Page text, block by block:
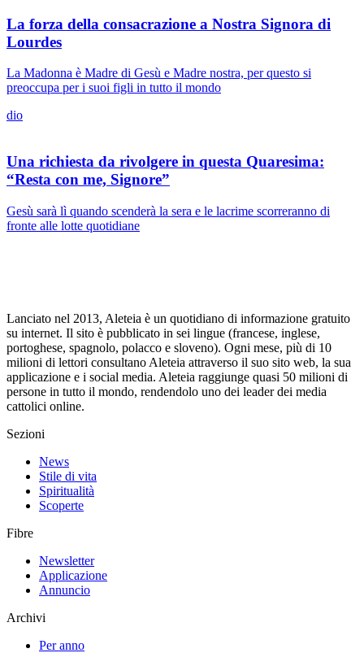
La forza della consacrazione a Nostra Signora di
Lourdes
La Madonna è Madre di Gesù e Madre nostra, per questo si
preoccupa per i suoi figli in tutto il mondo
dio
Una richiesta da rivolgere in questa Quaresima:
“Resta con me, Signore”
Gesù sarà lì quando scenderà la sera e le lacrime scorreranno di
fronte alle lotte quotidiane
Lanciato nel 2013, Aleteia è un quotidiano di informazione gratuito
su internet. Il sito è pubblicato in sei lingue (francese, inglese,
portoghese, spagnolo, polacco e sloveno). Ogni mese, più di 10
milioni di lettori consultano Aleteia attraverso il suo sito web, la sua
applicazione e i social media. Aleteia raggiunge quasi 50 milioni di
persone in tutto il mondo, rendendolo uno dei leader dei media
cattolici online.
Sezioni
News
Stile di vita
Spiritualità
Scoperte
Fibre
Newsletter
Applicazione
Annuncio
Archivi
Per anno